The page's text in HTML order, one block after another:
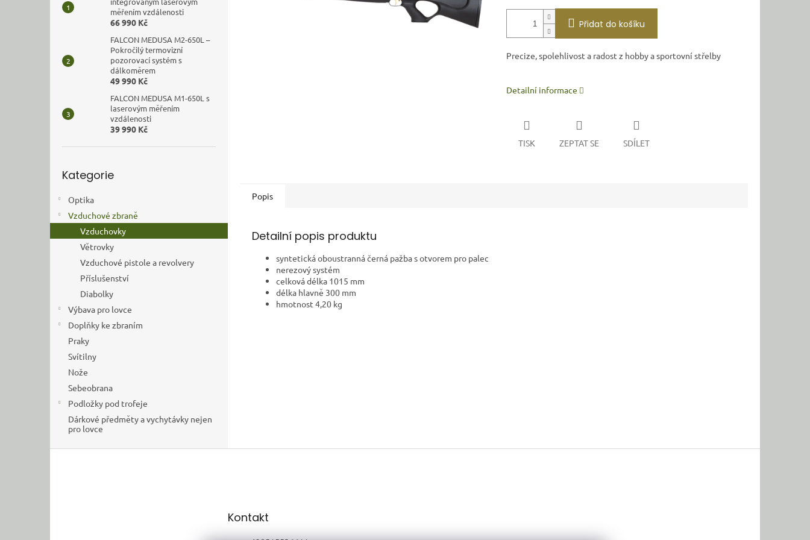
měřením vzdálenosti
66 990 Kč
FALCON MEDUSA M2-650L –
Pokročilý termovizní
pozorovací systém s
dálkoměrem
49 990 Kč
FALCON MEDUSA M1-650L s
laserovým měřením
vzdálenosti
39 990 Kč
kategorie
Kategorie
Optika
Vzduchové zbraně
Vzduchovky
Větrovky
Vzduchové pistole a revolvery
Příslušenství
Diabolky
Výbava pro lovce
Doplňky ke zbraním
Praky
Svítilny
Nože
Sebeobrana
Podložky pod trofeje
Dárkové předměty a vychytávky nejen
pro lovce
Přidat do košíku
Precize, spolehlivost a radost z hobby a sportovní střelby
Detailní informace
TISK ZEPTAT SE SDÍLET
Popis
Detailní popis produktu
syntetická oboustranná černá pažba s otvorem pro palec
nerezový systém
celková délka 1015 mm
délka hlavně 300 mm
hmotnost 4,20 kg
Kontakt